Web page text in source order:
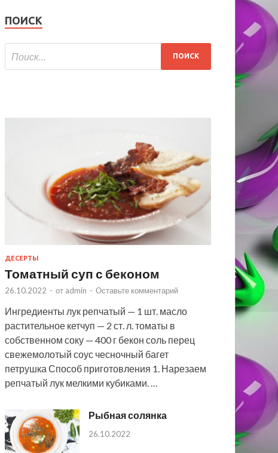
ПОИСК
ДЕСЕРТЫ
Томатный суп с беконом
26.10.2022 - от admin - Оставьте комментарий
Ингредиенты лук репчатый — 1 шт. масло
растительное кетчуп — 2 ст. л. томаты в
собственном соку — 400 г бекон соль перец
свежемолотый соус чесночный багет
петрушка Способ приготовления 1. Нарезаем
репчатый лук мелкими кубиками. …
Рыбная солянка
26.10.2022